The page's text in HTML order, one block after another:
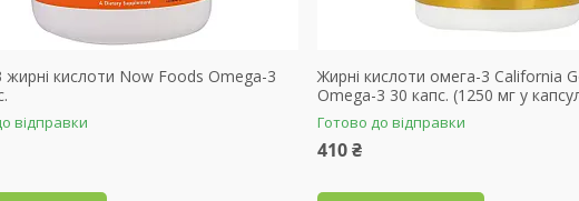
кислоти Now Foods Omega-3
відправки
Жирні кислоти омега-3 California
Omega-3 30 капс. (1250 мг у
Готово до відправки
410 ₴